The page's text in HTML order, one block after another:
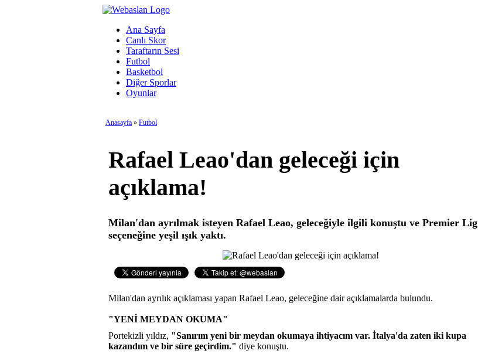
Ana Sayfa
Canlı Skor
Taraftarın Sesi
Futbol
Basketbol
Diğer Sporlar
Oyunlar
Anasayfa » Futbol
Rafael Leao'dan geleceği için
açıklama!
Milan'dan ayrılmak isteyen Rafael Leao, geleceğiyle ilgili konuştu ve Premier Lig
seçeneğine yeşil ışık yaktı.
Milan'dan ayrılık açıklaması yapan Rafael Leao, geleceğine dair açıklamalarda bulundu.
"YENİ MEYDAN OKUMA"
Portekizli yıldız, "Sanırım yeni bir meydan okumaya ihtiyacım var. İtalya'da zaten iki kupa
kazandım ve bir süre geçirdim." diye konuştu.